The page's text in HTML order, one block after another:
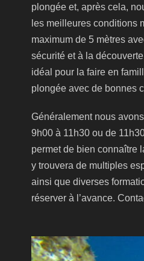
plongée et, après cela,
les meilleures conditions
maximum de 5 mètres
sécurité et à la
idéal pour la faire en
plongée avec de bonnes
Généralement nous
9h00 à 11h30 ou de
permet de bien connaître
y trouvera de multiples
ainsi que diverses
réserver à l’avance.